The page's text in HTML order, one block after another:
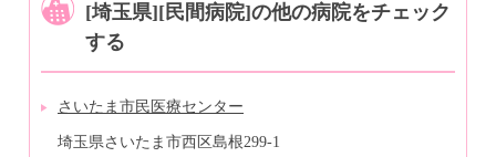
[埼玉県][民間病院]の他の病院をチェック
する
さいたま市民医療センター
埼玉県さいたま市西区島根299-1